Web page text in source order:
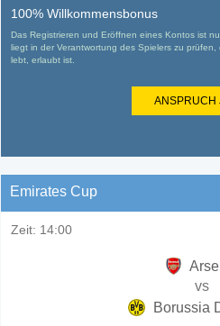
100% Willkommensbonus
Das Registrieren und Eröffnen eines Kontos ist
liegt in der Verantwortung des Spielers zu
lebt, erlaubt ist.
ANSPRUCH
Emirates Cup
Zeit: 14:00
vs
Borussia